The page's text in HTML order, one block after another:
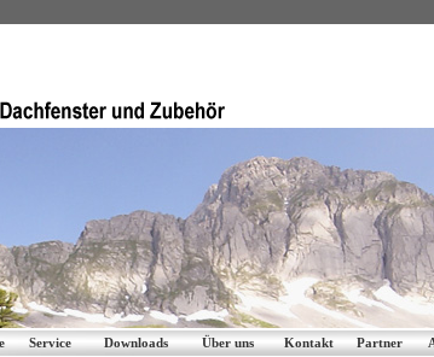
Service Downloads Über uns Kontakt Partner